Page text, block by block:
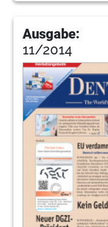
Ausgabe:
11/2014